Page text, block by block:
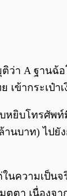
ว่า A ฐานฉ้
ข้ากระเป๋าเ
หยิบโทรศัพ
บาท) ไปยัง
นความเป็น
ตตา เนื่องจ